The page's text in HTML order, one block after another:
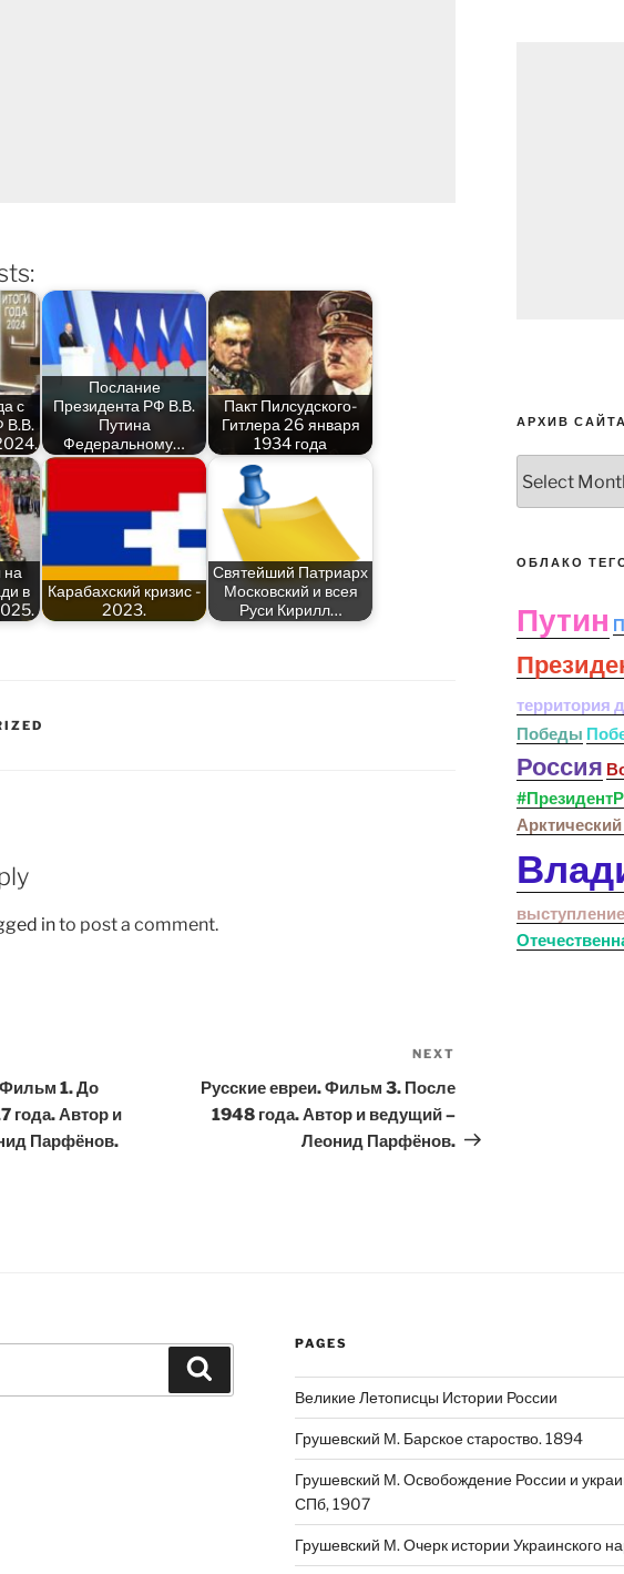
с
В.В.
Послание
Президента РФ В.В.
Путина
Федеральному…
Пакт Пилсудского-
Гитлера 26 января
1934 года
на
в
Карабахский кризис -
2023.
Святейший Патриарх
Московский и всея
Руси Кирилл…
into post a comment.
Фильм 1. До
года. Автор и
Парфёнов.
Post
NEXT
Русские евреи. Фильм 3. После
1948 года. Автор и ведущий –
Леонид Парфёнов.
АРХИВ
сайта
ОБЛАКО
Путин
территория
Победы
Россия
PAGES
Великие Летописцы Истории России
Грушевский М. Барское староство. 1894
Грушевский М. Освобождение России и
СПб, 1907
Грушевский М. Очерк истории Украинского